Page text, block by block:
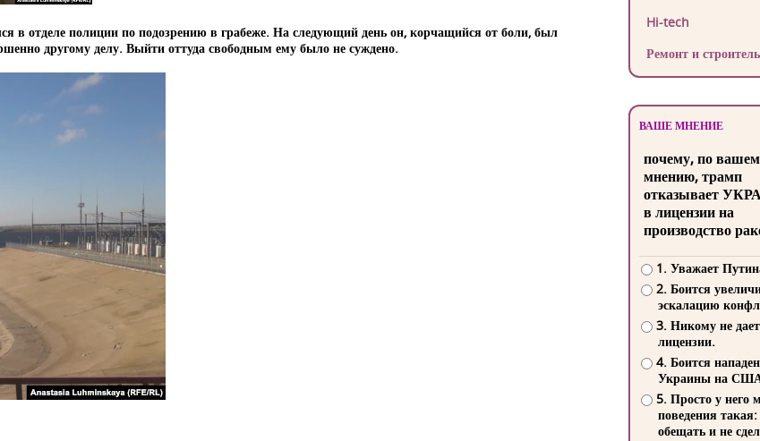
в отделе полиции по подозрению в грабеже. На следующий день он, корчащийся от боли, был
другому делу. Выйти оттуда свободным ему было не суждено.
Hi-tech
Ремонт и
ВАШЕ МНЕНИЕ
почему, по
мнению, трамп
отказывает
в лицензии на
производство
1. Уважает
2. Боится
эскалацию
3. Никому не
лицензии.
4. Боится
Украины на
5. Просто у него
поведения такая:
обещать и не